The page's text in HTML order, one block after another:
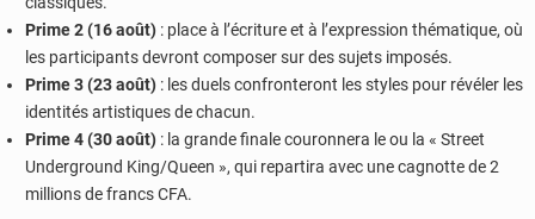
Prime 2 (16 août) : place à l’écriture et à l’expression thématique, où
les participants devront composer sur des sujets imposés.
Prime 3 (23 août) : les duels confronteront les styles pour révéler les
identités artistiques de chacun.
Prime 4 (30 août) : la grande finale couronnera le ou la « Street
Underground King/Queen », qui repartira avec une cagnotte de 2
millions de francs CFA.